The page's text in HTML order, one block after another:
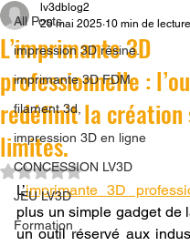
All Posts
impression 3D résine.
imprimante 3D FDM
filament 3d,
impression 3D en ligne
CONCESSION LV3D
JEU LV3D
Formation
L’imprimante 3D
professionnelle :
redéfinit la création
limites.
lv3dblog2
20 mai 2025 10 min de lecture
Noté NaN étoiles sur 5.
L’imprimante 3D
plus un simple gadget de
un outil réservé aux